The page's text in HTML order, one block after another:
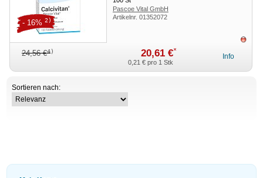
Pascoe Vital GmbH
Artikelnr. 01352072
24,56 €4) 20,61 €*
- 16%2)
0,21 €pro 1 Stk
Info
Sortieren nach: